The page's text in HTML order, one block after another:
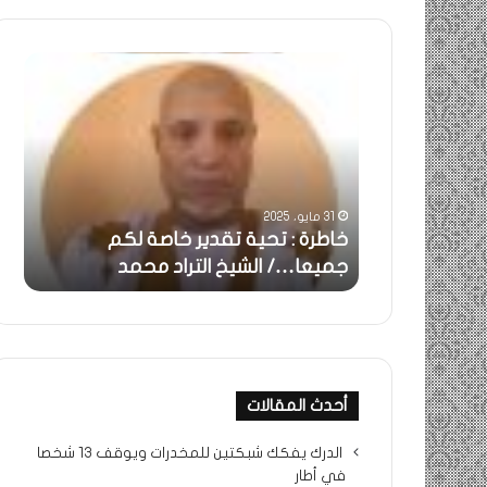
خاصة
الشيخ
التراد
محمد
31 مايو، 2025
خاطرة : تحية تقدير خاصة لكم
جميعا…/ الشيخ التراد محمد
أحدث المقالات
الدرك يفكك شبكتين للمخدرات ويوقف 13 شخصا
في أطار